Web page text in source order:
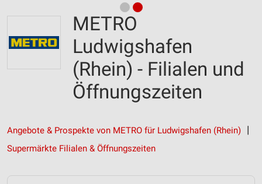
METRO
Ludwigshafen
(Rhein) - Filialen und
Öffnungszeiten
Angebote & Prospekte von METRO für Ludwigshafen (Rhein)
Supermärkte Filialen & Öffnungszeiten